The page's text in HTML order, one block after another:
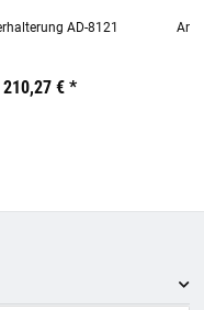
AD-8121
€inkl. 19% USt.
210,27 € *